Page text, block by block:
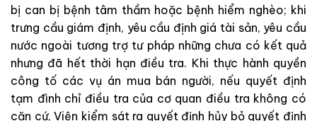
bị can bị bệnh tâm thầm hoặc bệnh hiểm nghèo; khi
trưng cầu giám định, yêu cầu định giá tài sản, yêu cầu
nước ngoài tương trợ tư pháp những chưa có kết quả
nhưng đã hết thời hạn điều tra. Khi thực hành quyền
công tố các vụ án mua bán người, nếu quyết định
tạm đình chỉ điều tra của cơ quan điều tra không có
căn cứ,Viện kiểm sát ra quyết định hủy bỏ quyết định